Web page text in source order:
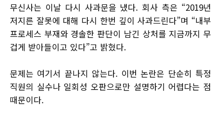
무신사는 이날 다시 사과문을 냈다. 회사 측은 “2019년
저지른 잘못에 대해 다시 한번 깊이 사과드린다”며 “내부
프로세스 부재와 경솔한 판단이 남긴 상처를 지금까지 무
겁게 받아들이고 있다”고 밝혔다.
문제는 여기서 끝나지 않는다. 이번 논란은 단순히 특정
직원의 실수나 일회성 오판으로만 설명하기 어렵다는 점
때문이다.